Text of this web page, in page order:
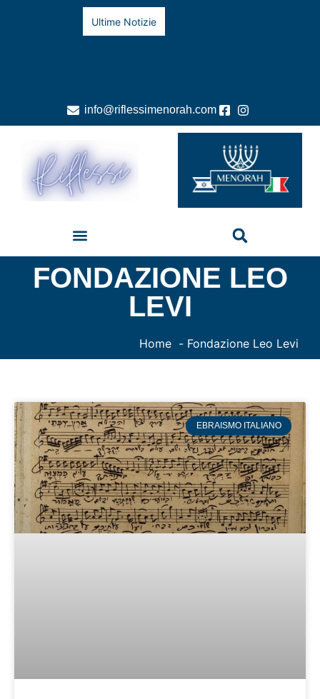
Ultime Notizie
info@riflessimenorah.com
FONDAZIONE LEO
LEVI
Home Fondazione Leo Levi
EBRAISMO ITALIANO